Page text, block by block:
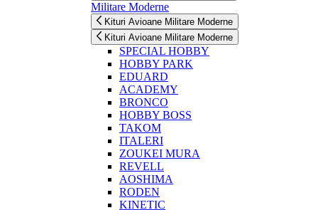
Militare Moderne
Kituri Avioane Militare Moderne
Kituri Avioane Militare Moderne
SPECIAL HOBBY
HOBBY PARK
EDUARD
ACADEMY
BRONCO
HOBBY BOSS
TAKOM
ITALERI
ZOUKEI MURA
REVELL
AOSHIMA
RODEN
KINETIC